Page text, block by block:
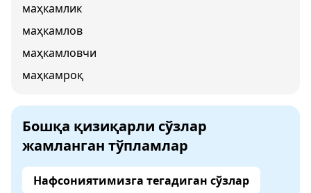
маҳкамлик
маҳкамлов
маҳкамловчи
маҳкамроқ
Бошқа қизиқарли сўзлар
жамланган тўпламлар
Нафсониятимизга тегадиган сўзлар